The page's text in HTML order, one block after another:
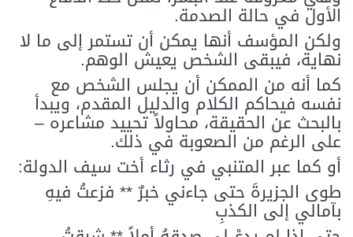
الأول في حالة الصدمة.
ولكن المؤسف أنها يمكن أن تستمر إلى ما لا
نهاية، فيبقى الشخص يعيش الوهم.
كما أنه من الممكن أن يجلس الشخص مع
نفسه فيحاكم الكلام والدليل المقدم، ويبدأ
بالبحث عن الحقيقة، محاولاً تحييد مشاعره –
على الرغم من الصعوبة في ذلك.
أو كما عبر المتنبي في رثاء أخت سيف الدولة:
طوى الجزيرةَ حتى جاءني خبرٌ ** فزعتُ فيهِ
بآمالي إلى الكذبِ